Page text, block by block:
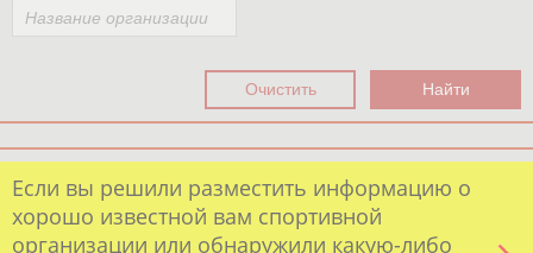
Регион
Вид спорта
Выберите из списка